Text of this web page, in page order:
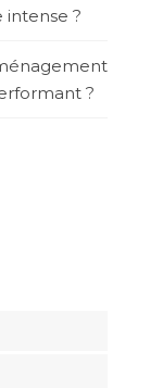
intense ?
?